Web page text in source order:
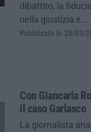
dibattito, la
nella giustizia e…
Pubblicato il: 28/03/
Con Giancarla
il caso Garlasco
La giornalista